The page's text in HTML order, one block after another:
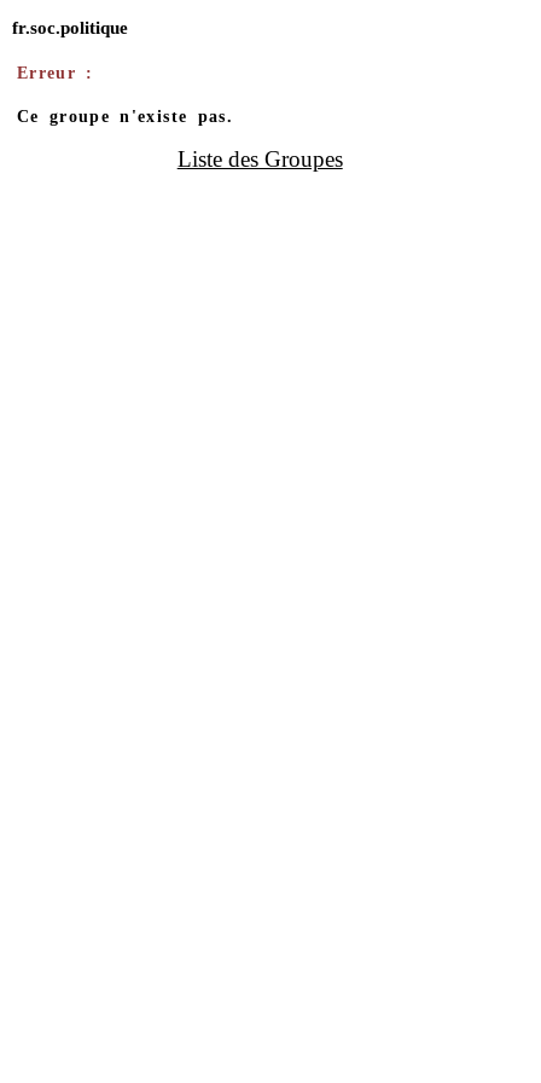
fr.soc.politique
Erreur :
Ce groupe n'existe pas.
Liste des Groupes